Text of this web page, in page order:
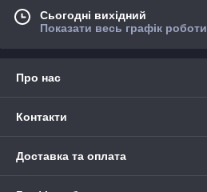
Сьогодні вихідний
Показати весь графік роботи
Про нас
Контакти
Доставка та оплата